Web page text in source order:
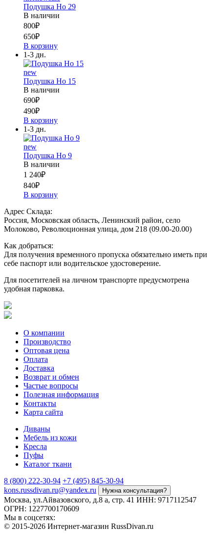
Подушка Но 29
В наличии
800₽
650₽
В корзину
1-3 дн.
new
Подушка Но 15
В наличии
690₽
490₽
В корзину
1-3 дн.
new
Подушка Но 9
В наличии
1 240₽
840₽
В корзину
Адрес Склада:
Россия, Московская область, Ленинский район, село
Молоково, Революционная улица, дом 218 (09.00-20.00)
Как добраться:
Для получения временного пропуска обязательно иметь при
себе паспорт или водительское удостоверение.
Для посетителей на личном транспорте предусмотрена
удобная парковка.
О компании
Производство
Оптовая цена
Оплата
Доставка
Возврат и обмен
Частые вопросы
Полезная информация
Контакты
Карта сайта
Диваны
Мебель из кожи
Кресла
Пуфы
Каталог ткани
8 (800) 222-30-94 +7 (495) 845-30-94
kons.russdivan.ru@yandex.ru
Нужна консультация?
Москва, ул.Айвазовского, д.8 а, стр. 41 ИНН: 9717112547
ОГРН: 1227700170609
Мы в соцсетях:
© 2015-2026 Интернет-магазин RussDivan.ru